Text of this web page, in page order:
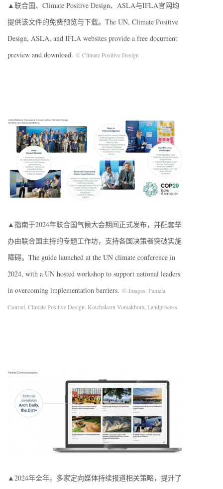
▲联合国、Climate Positive Design、ASLA与IFLA官网均
提供该文件的免费预览与下载。The UN, Climate Positive
Design, ASLA, and IFLA websites provide a free document
preview and download. © Climate Positive Design
▲指南于2024年联合国气候大会期间正式发布，并配套举
办由联合国主持的专题工作坊，支持各国决策者突破实施
障碍。The guide launched at the UN climate conference in
2024, with a UN hosted workshop to support national leaders
in overcoming implementation barriers. © Images: Pamela
Conrad, Climate Positive Design. Kotchakorn Voraakhom, Landprocess.
▲2024年全年，多家定向媒体持续报道相关策略，提升了